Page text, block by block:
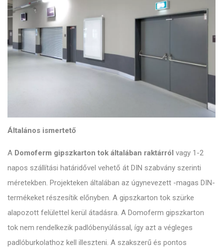
Általános ismertető
A Domoferm gipszkarton tok általában raktárról vagy 1-2
napos szállítási határidővel vehető át DIN szabvány szerinti
méretekben. Projekteken általában az úgynevezett -magas DIN-
termékeket részesítik előnyben. A gipszkarton tok szürke
alapozott felülettel kerül átadásra. A Domoferm gipszkarton
tok nem rendelkezik padlóbenyúlással, így azt a végleges
padlóburkolathoz kell illeszteni. A szakszerű és pontos